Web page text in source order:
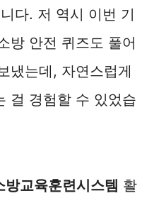
다. 저 역시 이번 기
방 안전 퀴즈도 풀어
냈는데, 자연스럽게
걸 경험할 수 있었습
방교육훈련시스템 활